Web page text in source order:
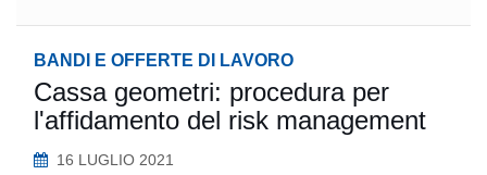
BANDI E OFFERTE DI LAVORO
Cassa geometri: procedura per
l'affidamento del risk management
16 LUGLIO 2021